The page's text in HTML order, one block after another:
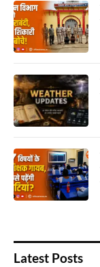
Latest Posts